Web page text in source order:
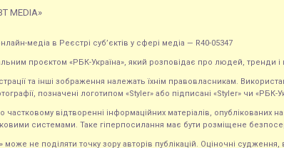
MEDIA»
медіа в Реєстрі суб’єктів у сфері медіа — R40-05347
проєктом «РБК-Україна», який розповідає про людей, тренди
та інші зображення належать їхнім правовласникам.
позначені логотипом «Styler» або підписані «Styler» чи
частковому відтворенні інформаційних матеріалів,
системами. Таке гіперпосилання має бути розміщене
може не поділяти точку зору авторів публікацій. Оціночні